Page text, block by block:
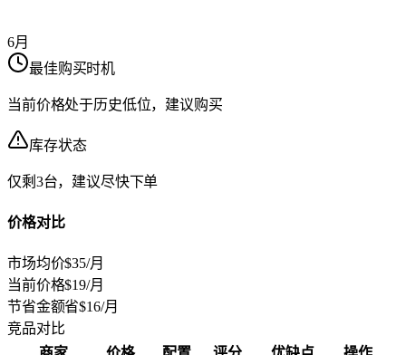
6月
最佳购买时机
当前价格处于历史低位，建议购买
库存状态
仅剩3台，建议尽快下单
价格对比
市场均价$35/月
当前价格$19/月
节省金额省$16/月
竞品对比